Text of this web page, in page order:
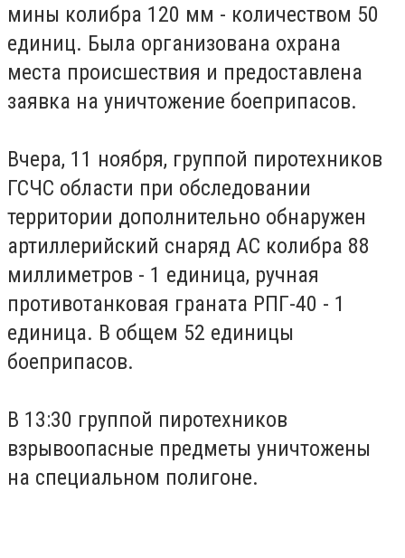
мины колибра 120 мм - количеством 50
единиц. Была организована охрана
места происшествия и предоставлена ​​
заявка на уничтожение боеприпасов.
Вчера, 11 ноября, группой пиротехников
ГСЧС области при обследовании
территории дополнительно обнаружен
артиллерийский снаряд АС колибра 88
миллиметров - 1 единица, ручная
противотанковая граната РПГ-40 - 1
единица. В общем 52 единицы
боеприпасов.
В 13:30 группой пиротехников
взрывоопасные предметы уничтожены
на специальном полигоне.